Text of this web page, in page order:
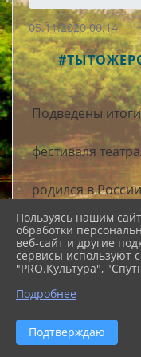
05.11.2020 00:14
Подведены
фестиваля
родился в
Победы в
1945 гг.
Дорогие
фестивале
вокальных
нелегко, но все
всего, хотим
Пользуясь нашим
обработки
веб-сайт и другие
сервисы используют
"PRO.Культура",
Подробнее
Подтверждаю